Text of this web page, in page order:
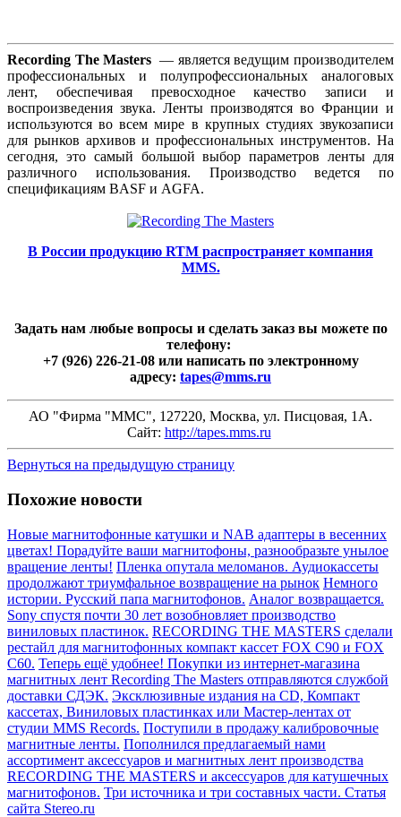
Recording The Masters— является ведущим производителем
профессиональных и полупрофессиональных аналоговых
лент, обеспечивая превосходное качество записи и
воспроизведения звука. Ленты производятся во Франции и
используются во всем мире в крупных студиях звукозаписи
для рынков архивов и профессиональных инструментов. На
сегодня, это самый большой выбор параметров ленты для
различного использования. Производство ведется по
спецификациям BASF и AGFA.
В России продукцию RTM распространяет компания
MMS.
Задать нам любые вопросы и сделать заказ вы можете по
телефону:
+7 (926) 226-21-08 или написать по электронному
адресу: tapes@mms.ru
АО "Фирма "ММС", 127220, Москва, ул. Писцовая, 1А.
Сайт: http://tapes.mms.ru
Вернуться на предыдущую страницу
Похожие новости
Новые магнитофонные катушки и NAB адаптеры в весенних
цветах! Порадуйте ваши магнитофоны, разнообразьте унылое
вращение ленты! Пленка опутала меломанов. Аудиокассеты
продолжают триумфальное возвращение на рынок Немного
истории. Русский папа магнитофонов. Аналог возвращается.
Sony спустя почти 30 лет возобновляет производство
виниловых пластинок. RECORDING THE MASTERS сделали
рестайл для магнитофонных компакт кассет FOX C90 и FOX
C60. Теперь ещё удобнее! Покупки из интернет-магазина
магнитных лент Recording The Masters отправляются службой
доставки СДЭК. Эксклюзивные издания на CD, Компакт
кассетах, Виниловых пластинках или Mастер-лентах от
студии MMS Records. Поступили в продажу калибровочные
магнитные ленты. Пополнился предлагаемый нами
ассортимент аксессуаров и магнитных лент производства
RECORDING THE MASTERS и аксессуаров для катушечных
магнитофонов. Три источника и три составных части. Статья
сайта Stereo.ru